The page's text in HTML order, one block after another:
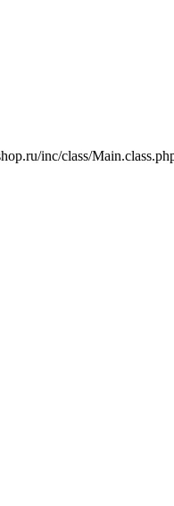
inc/class/